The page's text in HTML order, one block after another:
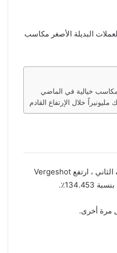
المرة الأخيرة التي حدث فيها هالفنينج في عام 2016 ، حقق البيتكوين ارتفاعاً بنسبة 3،122٪ ، وشهدت العملات البديلة الأصغر مكاسب
خيالية في الماضي
خلال الإرتفاع القادم
ارتفع Spectrecoin بنسبة 64600٪ في 10 أشهر فقط ، وهذا يمثل أكثر من 20 ضعفًا من مكاسب عملة البيتكوين ، وقد حدث مرة أخرى مع عملة بديلة تسمى Verge. بعد النصف الثاني ، ارتفع Vergeshot
مرة أخرى.